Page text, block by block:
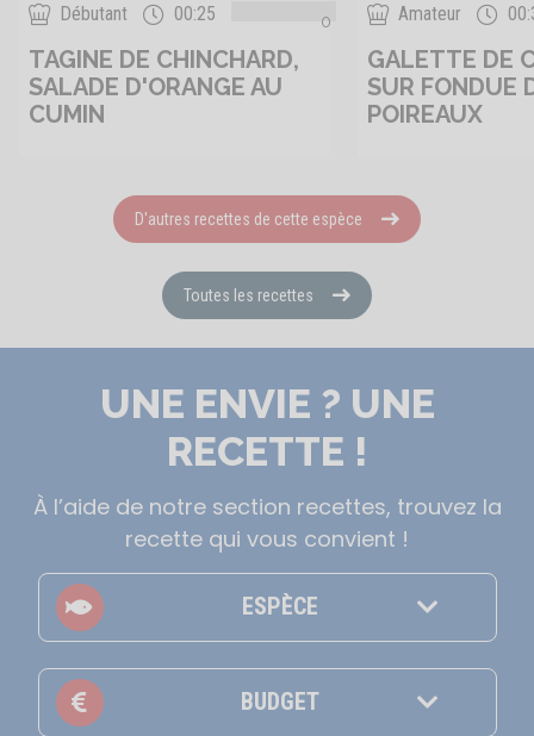
Débutant 00:25 0
TAGINE DE CHINCHARD,
SALADE D'ORANGE AU
CUMIN
Amateur
GALETTE DE
SUR FONDUE
POIREAUX
D'autres recettes de cette espèce
Toutes les recettes
UNE ENVIE ? UNE
RECETTE !
À l’aide de notre section recettes, trouvez la
recette qui vous convient !
ESPÈCE
BUDGET